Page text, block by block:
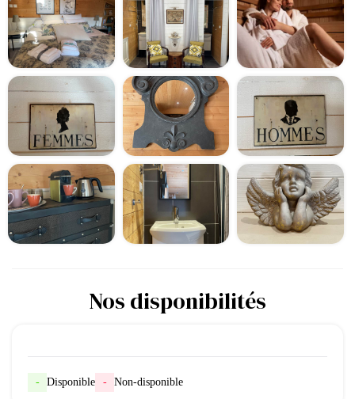
Nos disponibilités
- Disponible - Non-disponible